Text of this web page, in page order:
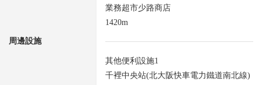
周邊設施
業務超市少路商店
1420m
其他便利設施1
千裡中央站(北大阪快車電力鐵道南北線)